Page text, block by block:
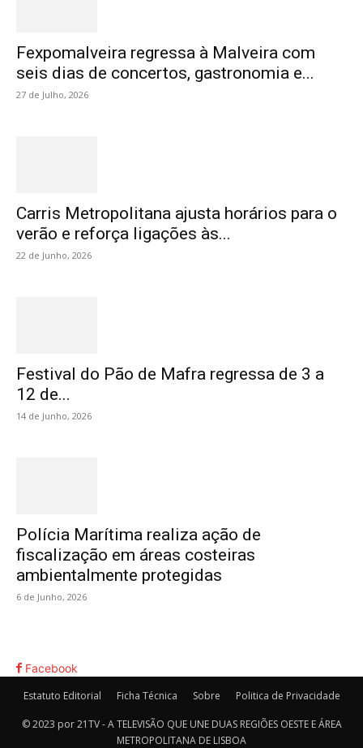
Fexpomalveira regressa à Malveira com
seis dias de concertos, gastronomia e...
27 de Julho, 2026
Carris Metropolitana ajusta horários para o
verão e reforça ligações às...
22 de Junho, 2026
Festival do Pão de Mafra regressa de 3 a
12 de...
14 de Junho, 2026
Polícia Marítima realiza ação de
fiscalização em áreas costeiras
ambientalmente protegidas
6 de Junho, 2026
Facebook
Estatuto Editorial
Ficha Técnica Sobre Politica de Privacidade
© 2023 por 21TV - A TELEVISÃO QUE UNE DUAS REGIÕES OESTE E ÁREA
METROPOLITANA DE LISBOA